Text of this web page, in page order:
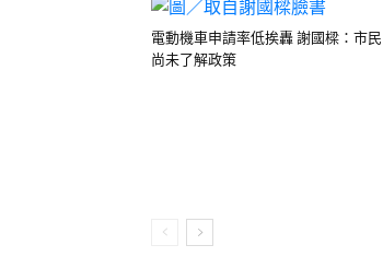
電動機車申請率低挨轟 謝國樑：市民
尚未了解政策